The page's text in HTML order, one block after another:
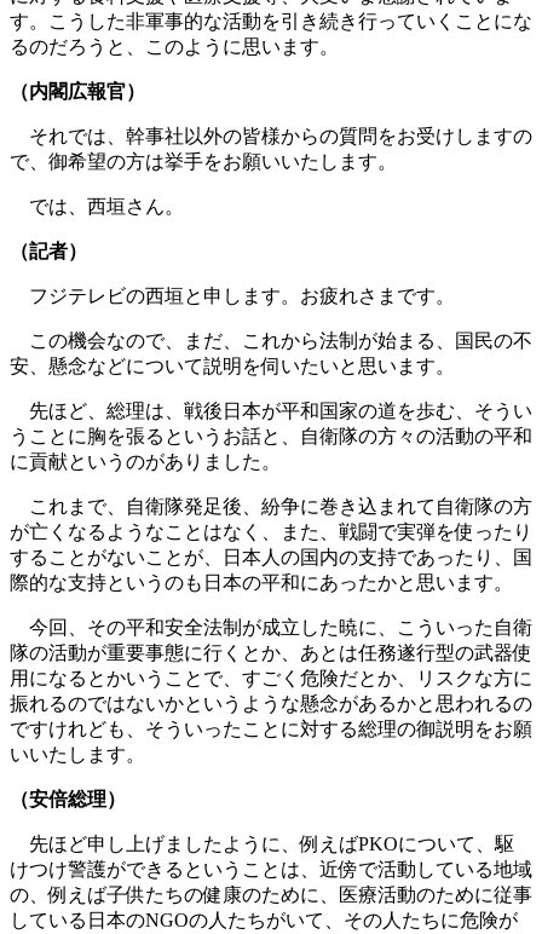
す。こうした非軍事的な活動を引き続き行っていくことにな
るのだろうと、このように思います。
（内閣広報官）
それでは、幹事社以外の皆様からの質問をお受けしますの
で、御希望の方は挙手をお願いいたします。
では、西垣さん。
（記者）
フジテレビの西垣と申します。お疲れさまです。
この機会なので、まだ、これから法制が始まる、国民の不
安、懸念などについて説明を伺いたいと思います。
先ほど、総理は、戦後日本が平和国家の道を歩む、そうい
うことに胸を張るというお話と、自衛隊の方々の活動の平和
に貢献というのがありました。
これまで、自衛隊発足後、紛争に巻き込まれて自衛隊の方
が亡くなるようなことはなく、また、戦闘で実弾を使ったり
することがないことが、日本人の国内の支持であったり、国
際的な支持というのも日本の平和にあったかと思います。
今回、その平和安全法制が成立した暁に、こういった自衛
隊の活動が重要事態に行くとか、あとは任務遂行型の武器使
用になるとかいうことで、すごく危険だとか、リスクな方に
振れるのではないかというような懸念があるかと思われるの
ですけれども、そういったことに対する総理の御説明をお願
いいたします。
（安倍総理）
先ほど申し上げましたように、例えばPKOについて、駆
けつけ警護ができるということは、近傍で活動している地域
の、例えば子供たちの健康のために、医療活動のために従事
している日本のNGOの人たちがいて、その人たちに危険が